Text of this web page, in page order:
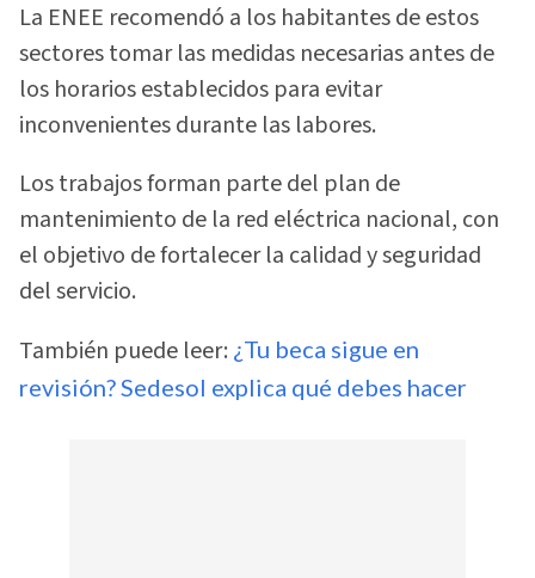
La ENEE recomendó a los habitantes de estos
sectores tomar las medidas necesarias antes de
los horarios establecidos para evitar
inconvenientes durante las labores.
Los trabajos forman parte del plan de
mantenimiento de la red eléctrica nacional, con
el objetivo de fortalecer la calidad y seguridad
del servicio.
También puede leer: ¿Tu beca sigue en
revisión? Sedesol explica qué debes hacer